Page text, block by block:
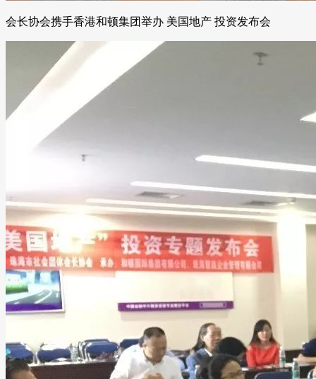
会长协会携手香港和顿集团举办 美国地产 投资发布会